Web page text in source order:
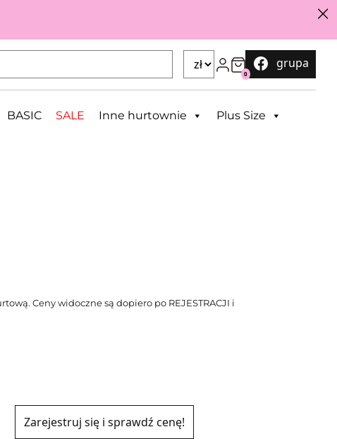
0
grupa
BASIC SALE Inne hurtownie Plus Size
Ceny widoczne są dopiero po REJESTRACJI i
Zarejestruj się i sprawdź cenę!